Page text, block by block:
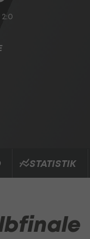
2:0
STATISTIK